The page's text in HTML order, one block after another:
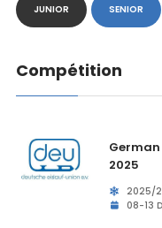
JUNIOR SENIOR
Compétition
2025
2025/
08-13